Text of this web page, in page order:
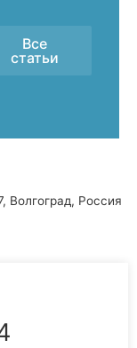
Все
статьи
Волгоград, Россия